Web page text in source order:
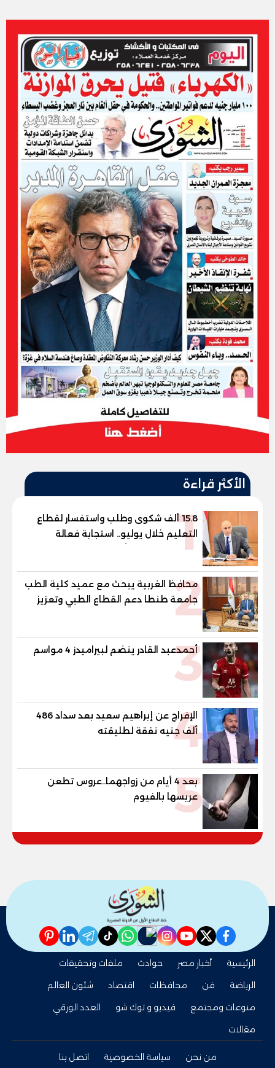
الأكثر قراءة
115.8 ألف شكوى وطلب واستفسار لقطاع
التعليم خلال يوليو.. استجابة فعالة
لشكاوى الطلاب وأولياء الأمور
2
محافظ الغربية يبحث مع عميد كلية الطب
جامعة طنطا دعم القطاع الطبي وتعزيز
الاستفادة من الخبرات الأكاديمية
3
أحمدعبد القادر ينضم لبيراميدز 4 مواسم
4
الإفراج عن إبراهيم سعيد بعد سداد 486
ألف جنيه نفقة لطليقته
5بعد 4 أيام من زواجهما..عروس تطعن
عريسها بالفيوم
facebook
twitter
youtube
instagram
nabd
whatsapp
tiktok
telegram
linkedin
pinterest
الرئيسية أخبار مصر حوادث
ملفات وتحقيقات
الرياضة
فن محافظات اقتصاد
شئون العالم
منوعات ومجتمع
فيديو و توك شو
العدد الورقي
مقالات
من نحن سياسة الخصوصية اتصل بنا